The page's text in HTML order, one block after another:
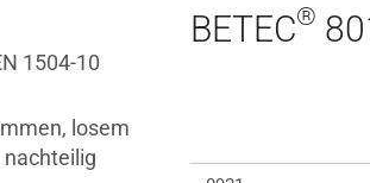
1504-10
losem
nachteilig
BETEC®